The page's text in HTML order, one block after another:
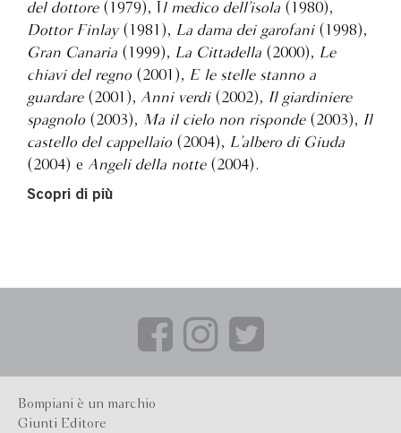
del dottore(1979), I l medico dell’isola (1980),
Dottor Finlay (1981), La dama dei garofani(1998),
Gran Canaria (1999), La Cittadella (2000), Le
chiavi del regno (2001), E le stelle stanno a
guardare(2001), Anni verdi (2002), Il giardiniere
spagnolo (2003), Ma il cielo non risponde(2003), Il
castello del cappellaio (2004), L’albero di Giuda
(2004) e Angeli della notte (2004).
Scopri di più
Bompiani è un marchio
Giunti Editore